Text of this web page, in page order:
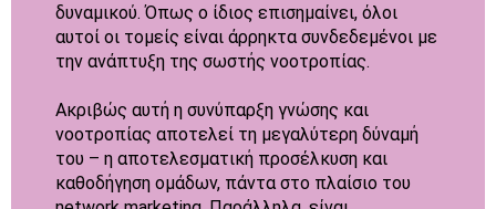
δυναμικού. Όπως ο ίδιος επισημαίνει, όλοι
αυτοί οι τομείς είναι άρρηκτα συνδεδεμένοι με
την ανάπτυξη της σωστής νοοτροπίας.
Ακριβώς αυτή η συνύπαρξη γνώσης και
νοοτροπίας αποτελεί τη μεγαλύτερη δύναμή
του – η αποτελεσματική προσέλκυση και
καθοδήγηση ομάδων, πάντα στο πλαίσιο του